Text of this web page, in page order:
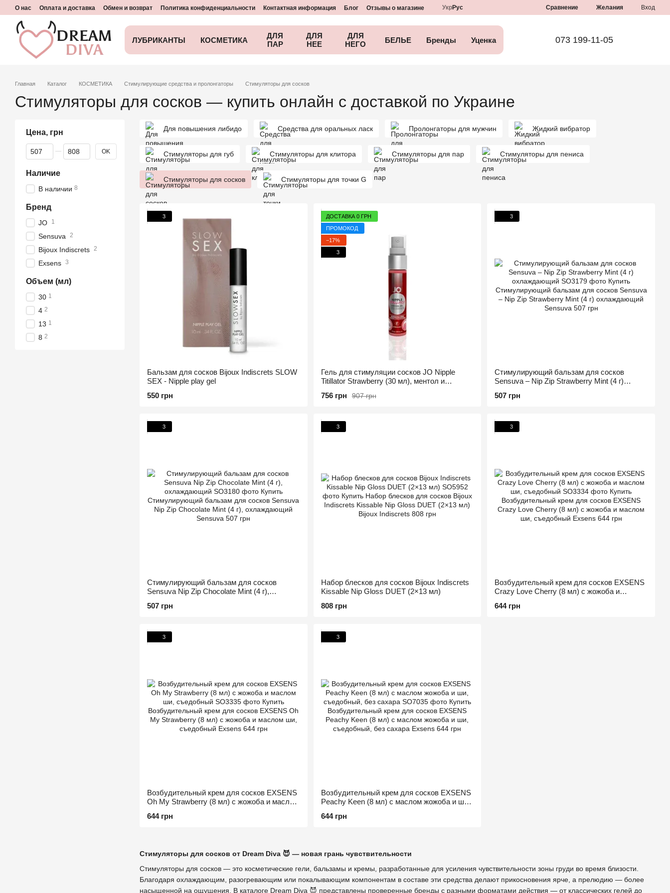
Перейти к основному контенту
О нас Оплата и доставка Обмен и возврат Политика конфиденциальности Контактная информация Блог Отзывы о магазине УкрРус Сравнение Желания Вход
ЛУБРИКАНТЫ КОСМЕТИКА
ДЛЯ
ПАР
ДЛЯ
НЕЕ
ДЛЯ
НЕГО
БЕЛЬЕ Бренды Уценка 073 199-11-05
Главная Каталог КОСМЕТИКА Стимулирующие средства и пролонгаторы Стимуляторы для сосков
Стимуляторы для сосков — купить онлайн с доставкой по Украине
Для повышения либидо Средства для оральных ласк Пролонгаторы для мужчин Жидкий вибратор
Стимуляторы для губ Стимуляторы для клитора Стимуляторы для пар Стимуляторы для пениса
Стимуляторы для сосков Стимуляторы для точки G
Стимуляторы для сосков от Dream Diva 😈 — новая грань чувствительности
Стимуляторы для сосков — это косметические гели, бальзамы и кремы, разработанные для усиления чувствительности зоны груди во время близости.
Благодаря охлаждающим, разогревающим или покалывающим компонентам в составе эти средства делают прикосновения ярче, а прелюдию — более
насыщенной на ощущения. В каталоге Dream Diva 😈 представлены проверенные бренды с разными форматами действия — от классических гелей до
3
Бальзам для сосков Bijoux Indiscrets SLOW
SEX - Nipple play gel
550 грн
ДОСТАВКА 0 ГРН
ПРОМОКОД
−17%
3
Гель для стимуляции сосков JO Nipple
Titillator Strawberry (30 мл), ментол и
907 грн
756 грн
3
Стимулирующий бальзам для сосков
Sensuva – Nip Zip Strawberry Mint (4 г)
507 грн
3
Стимулирующий бальзам для сосков
Sensuva Nip Zip Chocolate Mint (4 г),
507 грн
3
Набор блесков для сосков Bijoux Indiscrets
Kissable Nip Gloss DUET (2×13 мл)
808 грн
3
Возбудительный крем для сосков EXSENS
Crazy Love Cherry (8 мл) с жожоба и
644 грн
3
Возбудительный крем для сосков EXSENS
Oh My Strawberry (8 мл) с жожоба и маслом
644 грн
3
Возбудительный крем для сосков EXSENS
Peachy Keen (8 мл) с маслом жожоба и ши,
644 грн
Цена, грн
От Цена, грн
До Цена, грн OK
Наличие
В наличии 8
Бренд
JO 1
Sensuva 2
Bijoux Indiscrets 2
Exsens 3
Объем (мл)
30 1
4 2
13 1
8 2